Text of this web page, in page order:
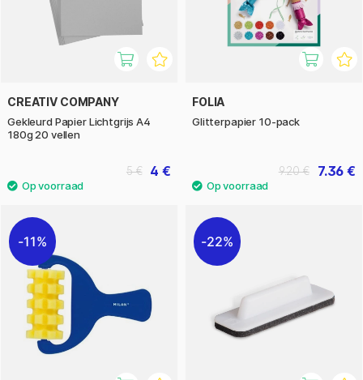
CREATIV COMPANY
Gekleurd Papier Lichtgrijs A4
180g 20 vellen
4 €
5 €
FOLIA
Glitterpapier 10-pack
7.36 €
9.20 €
11% 22%